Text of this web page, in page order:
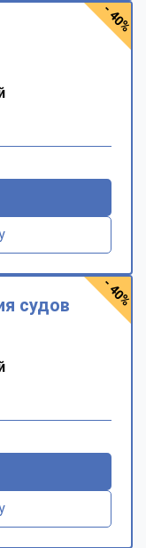
- 40%
судов - 40%